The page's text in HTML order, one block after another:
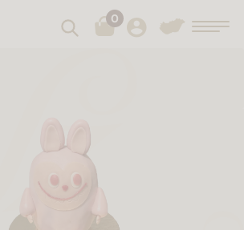
Keresés0